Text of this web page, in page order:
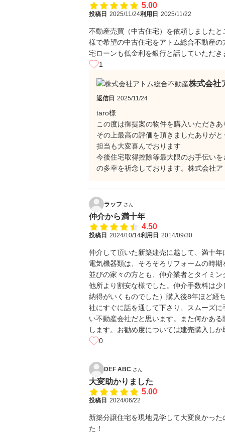
5.00
投稿日 2025/11/24利用日 2025/11/22
不動産売買（中古住宅）を依頼しました
様で希望の中古住宅をアトム総合不動産
宅ローンも低金利を銀行と話していただ
1
株式会社
返信日 2025/11/24
taro様
この度は御提案の物件を購入いただきあ
その上最高の評価を頂きましたありがと
担当も大変喜んでおります
今後住宅取得控除等最大限のお手伝い
の多幸を祈念しております。株式会社
ラッフ さん
仲介から満十年
4.50
投稿日 2024/10/14利用日 2014/09/30
仲介して頂いた新築建売に越して、満十
電気機器類は、そろそろリフォームの時
並びの家々の方とも、仲介業者とタイミ
他所より割安な様でした。仲介手数料は
納得がいくものでした）購入後8年ほど経
社にすぐに話を通して下さり、スムーズ
い不動産会社だと思います。また何かあ
します。お勧め度については建売購入しか
0
DEF ABC さん
大変助かりました
5.00
投稿日 2024/06/22
新築分譲住宅を現地見学して大変良かっ
た！